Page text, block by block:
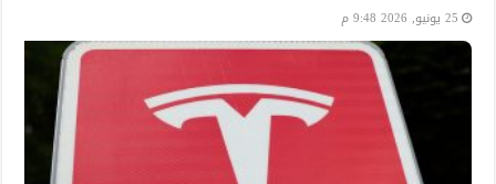
25 يونيو, 2026 9:48 م